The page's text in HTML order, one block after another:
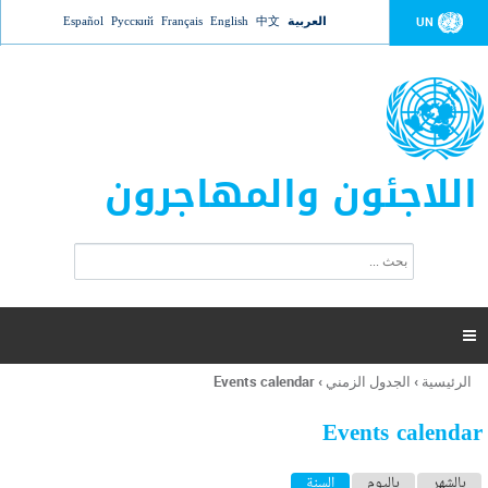
Jump to navigation UN العربية 中文
English
Français
Русский
Español
اللاجئون والمهاجرون
ت
ر
ل
ح
ب

أنت
هنا
الرئيسية › الجدول الزمني ›
Events calendar
Events calendar